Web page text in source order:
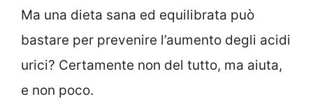
Ma una dieta sana ed equilibrata può
bastare per prevenire l’aumento degli acidi
urici? Certamente non del tutto, ma aiuta,
e non poco.